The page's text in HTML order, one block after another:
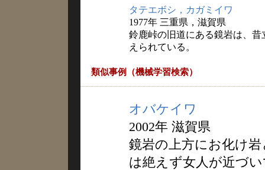
タテエボシ，カガミイワ
1977年 三重県，滋賀県
鈴鹿峠の旧道にある鏡岩は、
えられている。
類似事例（機械学習検索）
オバケイワ
2002年 滋賀県
鏡岩の上方にお化け
は絶えず女人が近づ